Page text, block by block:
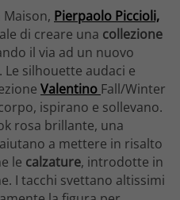
Pierpaolo Piccioli,
di creare una collezione
il via ad un nuovo
silhouette audaci e
Valentino Fall/Winter
ispirano e sollevano.
rosa brillante, una
aiutano a mettere in risalto
le calzature, introdotte in
I tacchi svettano altissimi